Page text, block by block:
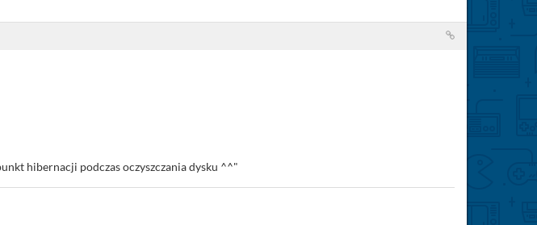
hibernacji podczas oczyszczania dysku ^^"